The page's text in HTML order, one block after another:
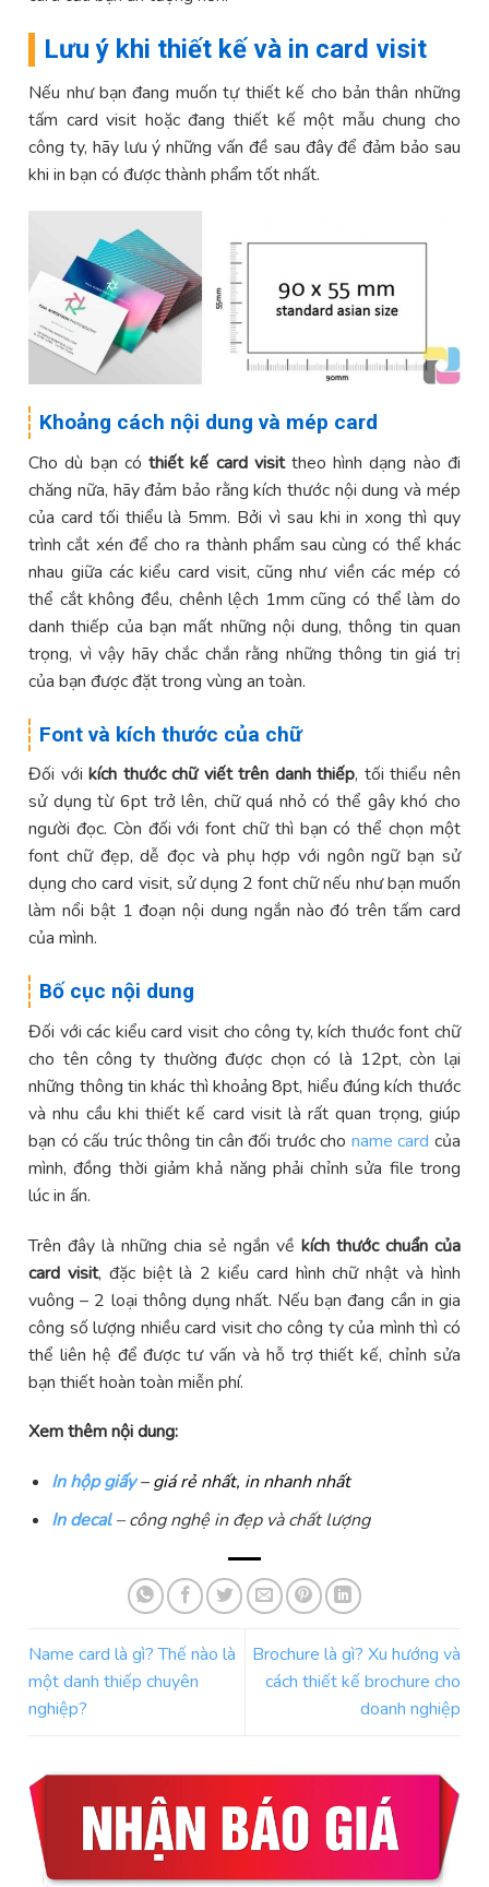
Lưu ý khi thiết kế và in card visit
Nếu như bạn đang muốn tự thiết kế cho bản thân những
tấm card visit hoặc đang thiết kế một mẫu chung cho
công ty, hãy lưu ý những vấn đề sau đây để đảm bảo sau
khi in bạn có được thành phẩm tốt nhất.
Khoảng cách nội dung và mép card
Cho dù bạn cóthiết kế card visittheo hình dạng nào đi
chăng nữa, hãy đảm bảo rằng kích thước nội dung và mép
của card tối thiểu là 5mm. Bởi vì sau khi in xong thì quy
trình cắt xén để cho ra thành phẩm sau cùng có thể khác
nhau giữa các kiểu card visit, cũng như viền các mép có
thể cắt không đều, chênh lệch 1mm cũng có thể làm do
danh thiếp của bạn mất những nội dung, thông tin quan
trọng, vì vậy hãy chắc chắn rằng những thông tin giá trị
của bạn được đặt trong vùng an toàn.
Font và kích thước của chữ
Đối vớikích thước chữ viết trên danh thiếp, tối thiểu nên
sử dụng từ 6pt trở lên, chữ quá nhỏ có thể gây khó cho
người đọc. Còn đối với font chữ thì bạn có thể chọn một
font chữ đẹp, dễ đọc và phụ hợp với ngôn ngữ bạn sử
dụng cho card visit, sử dụng 2 font chữ nếu như bạn muốn
làm nổi bật 1 đoạn nội dung ngắn nào đó trên tấm card
của mình.
Bố cục nội dung
Đối với các kiểu card visit cho công ty, kích thước font chữ
cho tên công ty thường được chọn có là 12pt, còn lại
những thông tin khác thì khoảng 8pt, hiểu đúng kích thước
và nhu cầu khi thiết kế card visit là rất quan trọng, giúp
bạn có cấu trúc thông tin cân đối trước cho name card của
mình, đồng thời giảm khả năng phải chỉnh sửa file trong
lúc in ấn.
Trên đây là những chia sẻ ngắn về kích thước chuẩn của
card visit, đặc biệt là 2 kiểu card hình chữ nhật và hình
vuông – 2 loại thông dụng nhất. Nếu bạn đang cần in gia
công số lượng nhiều card visit cho công ty của mình thì có
thể liên hệ để được tư vấn và hỗ trợ thiết kế, chỉnh sửa
bạn thiết hoàn toàn miễn phí.
Xem thêm nội dung:
In hộp giấy– giá rẻ nhất, in nhanh nhất
In decal– công nghệ in đẹp và chất lượng
Name card là gì? Thế nào là
một danh thiếp chuyên
nghiệp?
Brochure là gì? Xu hướng và
cách thiết kế brochure cho
doanh nghiệp